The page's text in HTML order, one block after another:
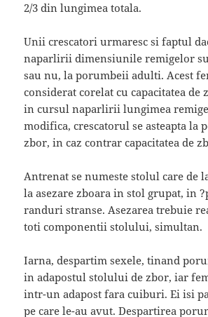
2/3 din lungimea totala.
Unii crescatori urmaresc si faptul
naparlirii dimensiunile remigelor
sau nu, la porumbeii adulti. Acest
considerat corelat cu capacitatea de
in cursul naparlirii lungimea
modifica, crescatorul se asteapta la
zbor, in caz contrar capacitatea de
Antrenat se numeste stolul care de
la asezare zboara in stol grupat, in
randuri stranse. Asezarea trebuie
toti componentii stolului, simultan.
Iarna, despartim sexele, tinand
in adapostul stolului de zbor, iar
intr-un adapost fara cuiburi. Ei isi
pe care le-au avut. Despartirea